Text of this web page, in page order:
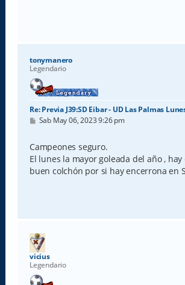
tonymanero
Legendario
Re: Previa J39:SD Eibar - UD Las Palmas
M
s
a
e
Sab May 06, 2023 9:26 pm
Campeones seguro.
El lunes la mayor goleada del año ,
buen colchón por si hay encerrona en
vicius
Legendario